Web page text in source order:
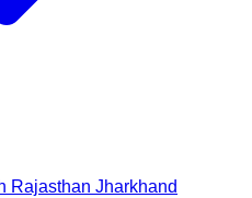
Rajasthan Jharkhand